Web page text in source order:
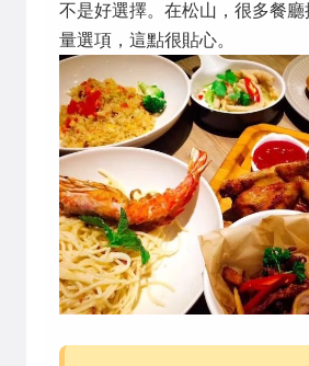
不是好選擇。在松山，很多餐
量選項，這點很貼心。